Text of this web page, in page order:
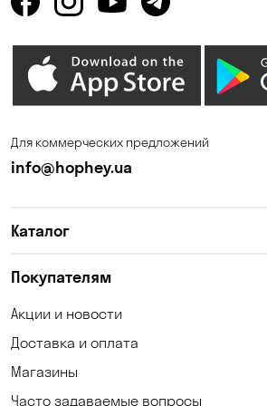
Горишние Плавни
Елизаветовка
Калиновка
Киев
Княжичи
Котовка
Для коммерческих предложений
info@hophey.ua
Каталог
Покупателям
Акции и новости
Доставка и оплата
Магазины
Часто задаваемые вопросы